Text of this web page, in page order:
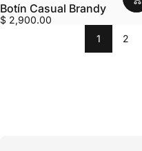
Botín Casual Brandy
$ 2,900.00
1
2